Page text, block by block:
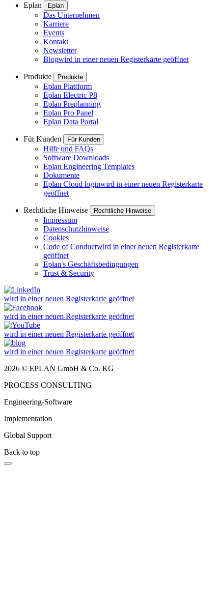
Eplan Eplan
Das Unternehmen
Karriere
Events
Kontakt
Newsletter
Blogwird in einer neuen Registerkarte geöffnet
Produkte Produkte
Eplan Plattform
Eplan Electric P8
Eplan Preplanning
Eplan Pro Panel
Eplan Data Portal
Für Kunden Für Kunden
Hilfe und FAQs
Software Downloads
Eplan Engineering Templates
Dokumente
Eplan Cloud loginwird in einer neuen Registerkarte
geöffnet
Rechtliche Hinweise Rechtliche Hinweise
Impressum
Datenschutzhinweise
Cookies
Code of Conductwird in einer neuen Registerkarte
geöffnet
Eplan's Geschäftsbedingungen
Trust & Security
wird in einer neuen Registerkarte geöffnet
wird in einer neuen Registerkarte geöffnet
wird in einer neuen Registerkarte geöffnet
wird in einer neuen Registerkarte geöffnet
2026 © EPLAN GmbH & Co. KG
PROCESS CONSULTING
Engineering-Software
Implementation
Global Support
Back to top